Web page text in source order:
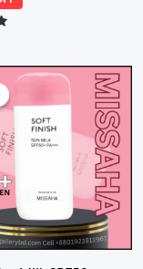
Original
price
was:
1,680.00৳ .
Current
price
is:
1,280.00৳ .